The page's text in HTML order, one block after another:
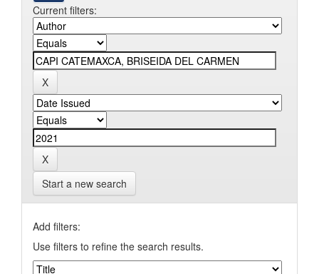
Current filters:
Start a new search
Add filters:
Use filters to refine the search results.